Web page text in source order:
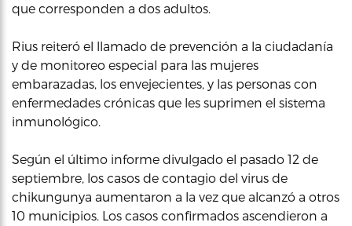
que corresponden a dos adultos.
Rius reiteró el llamado de prevención a la ciudadanía
y de monitoreo especial para las mujeres
embarazadas, los envejecientes, y las personas con
enfermedades crónicas que les suprimen el sistema
inmunológico.
Según el último informe divulgado el pasado 12 de
septiembre, los casos de contagio del virus de
chikungunya aumentaron a la vez que alcanzó a otros
10 municipios. Los casos confirmados ascendieron a